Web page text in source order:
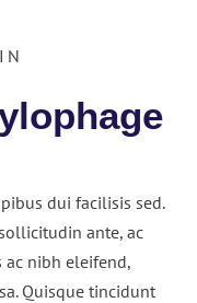
dui facilisis sed.
ante, ac
ac nibh eleifend,
Quisque tincidunt